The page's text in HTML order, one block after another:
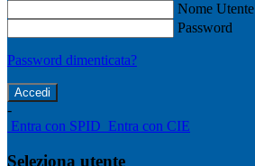
Nome Utente
Password
Password dimenticata?
-
Entra con SPID Entra con CIE
Seleziona utente